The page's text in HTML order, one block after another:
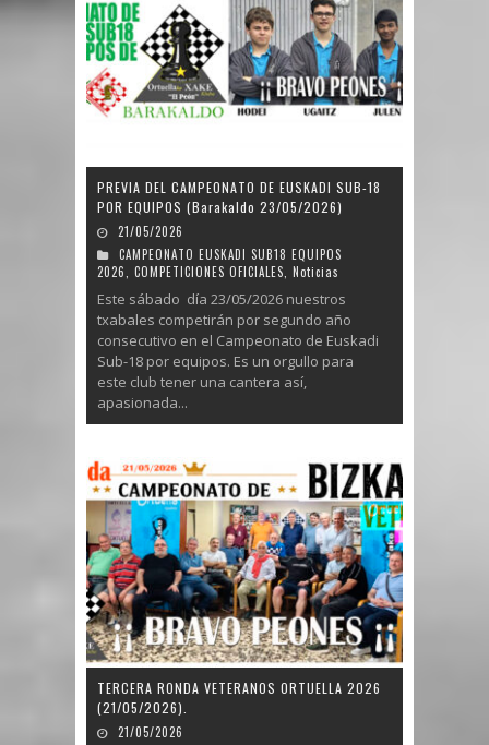
PREVIA DEL CAMPEONATO DE EUSKADI SUB-18
POR EQUIPOS (Barakaldo 23/05/2026)
21/05/2026
CAMPEONATO EUSKADI SUB18 EQUIPOS
2026
COMPETICIONES OFICIALES Noticias
Este sábado día 23/05/2026 nuestros
txabales competirán por segundo año
consecutivo en el Campeonato de Euskadi
Sub-18 por equipos. Es un orgullo para
este club tener una cantera así,
apasionada...
TERCERA RONDA VETERANOS ORTUELLA 2026
(21/05/2026).
21/05/2026